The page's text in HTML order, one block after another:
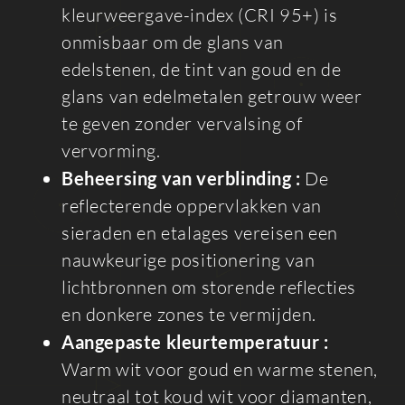
kleurweergave-index (CRI 95+) is
onmisbaar om de glans van
edelstenen, de tint van goud en de
glans van edelmetalen getrouw weer
te geven zonder vervalsing of
vervorming.
Beheersing van verblinding : De
reflecterende oppervlakken van
sieraden en etalages vereisen een
nauwkeurige positionering van
lichtbronnen om storende reflecties
en donkere zones te vermijden.
Aangepaste kleurtemperatuur :
Warm wit voor goud en warme stenen,
neutraal tot koud wit voor diamanten,